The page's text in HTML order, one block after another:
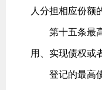
人分担相应份额
第十五条最高
用、实现债权或
登记的最高债